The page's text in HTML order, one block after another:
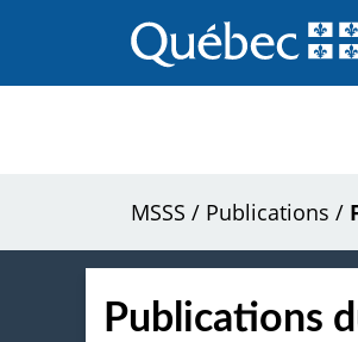
au
contenu
MSSS / Publications /
Publications